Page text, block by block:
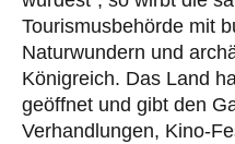
Tourismusbehörde mit
Naturwundern und
Königreich. Das Land
geöffnet und gibt den
Verhandlungen, Kino-